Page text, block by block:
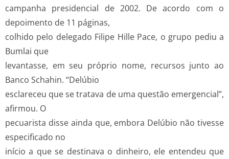
campanha presidencial de 2002. De acordo com o
depoimento de 11 páginas,
colhido pelo delegado Filipe Hille Pace, o grupo pediu a
Bumlai que
levantasse, em seu próprio nome, recursos junto ao
Banco Schahin. “Delúbio
esclareceu que se tratava de uma questão emergencial”,
afirmou. O
pecuarista disse ainda que, embora Delúbio não tivesse
especificado no
início a que se destinava o dinheiro, ele entendeu que